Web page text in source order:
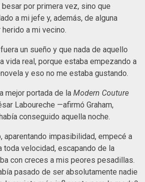
por primera vez, sino que
a mi jefe y, además, de alguna
a mi vecino.
un sueño y que nada de aquello
vida real, porque estaba empezando a
y eso no me estaba gustando.
mejor portada de la Modern Couture
Laboureche —afirmó Graham,
conseguido aquella noche.
aparentando impasibilidad, empecé a
toda velocidad, escapando de la
con creces a mis peores pesadillas.
pasado de ser absolutamente nadie